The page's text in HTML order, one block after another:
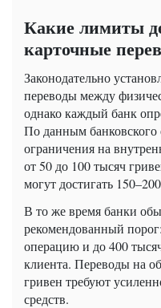
Какие лимиты
карточные
Законодательно
переводы между
однако каждый банк
По данным банковского
ограничения на
от 50 до 100 тысяч
могут достигать
В то же время банки
рекомендованный
операцию и до 400
клиента. Переводы на
гривен требуют
средств.